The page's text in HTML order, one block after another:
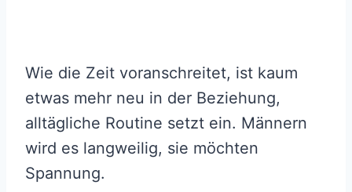
Wie die Zeit voranschreitet, ist kaum
etwas mehr neu in der Beziehung,
alltägliche Routine setzt ein. Männern
wird es langweilig, sie möchten
Spannung.